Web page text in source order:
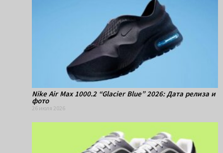
Nike Air Max 1000.2 “Glacier Blue” 2026: Дата релиза и
фото
26 июля 2026